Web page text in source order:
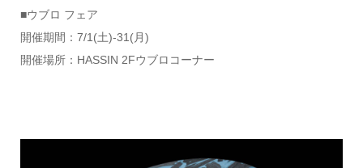
■ウブロ フェア
開催期間：7/1(土)-31(月)
開催場所：HASSIN 2Fウブロコーナー